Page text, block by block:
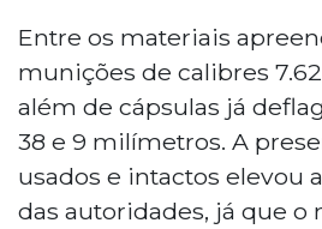
Entre os materiais
munições de calibres
além de cápsulas já
38 e 9 milímetros. A
usados e intactos elevou
das autoridades, já que o